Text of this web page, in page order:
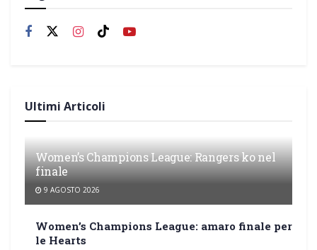
Ultimi Articoli
Women’s Champions League: Rangers ko nel
finale
9 AGOSTO 2026
Women’s Champions League: amaro finale per
le Hearts